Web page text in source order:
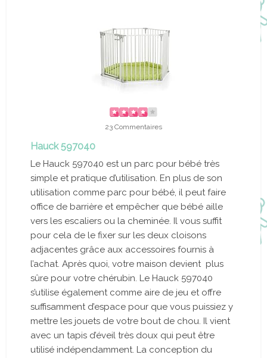
23 Commentaires
Hauck 597040
Le Hauck 597040 est un parc pour bébé très
simple et pratique d’utilisation. En plus de son
utilisation comme parc pour bébé, il peut faire
office de barrière et empêcher que bébé aille
vers les escaliers ou la cheminée. Il vous suffit
pour cela de le fixer sur les deux cloisons
adjacentes grâce aux accessoires fournis à
l’achat. Après quoi, votre maison devient plus
sûre pour votre chérubin. Le Hauck 597040
s’utilise également comme aire de jeu et offre
suffisamment d’espace pour que vous puissiez y
mettre les jouets de votre bout de chou. Il vient
avec un tapis d’éveil très doux qui peut être
utilisé indépendamment. La conception du